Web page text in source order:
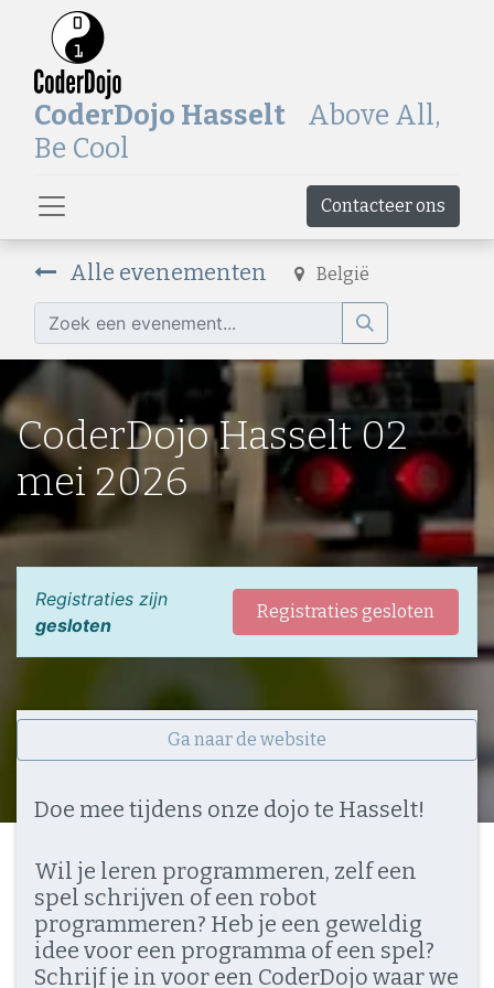
CoderDojo Hasselt Above All,
Be Cool
Contacteer ons
Alle evenementen België
CoderDojo Hasselt 02
mei 2026
Registraties zijn
gesloten
Registraties gesloten
Ga naar de website
Doe mee tijdens onze dojo te Hasselt!
Wil je leren programmeren, zelf een
spel schrijven of een robot
programmeren? Heb je een geweldig
idee voor een programma of een spel?
Schrijf je in voor een CoderDojo waar we